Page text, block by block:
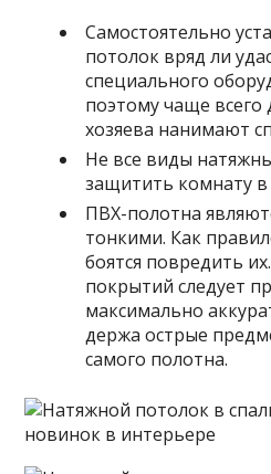
Самостоятельно
потолок вряд ли
специального
поэтому чаще всего
хозяева нанимают
Не все виды
защитить комнату в
ПВХ-полотна
тонкими. Как
боятся повредить
покрытий следует
максимально
держа острые
самого полотна.